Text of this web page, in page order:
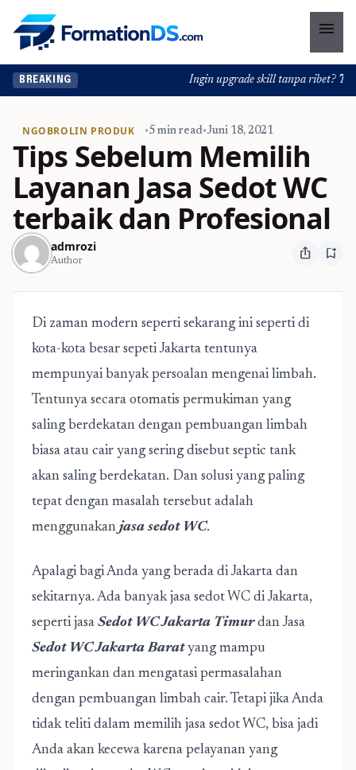
menu
BREAKING Ingin upgrade skill tanpa ribet?
NGOBROLIN PRODUK •5 min read•Juni 18, 2021
Tips Sebelum Memilih
Layanan Jasa Sedot WC
terbaik dan Profesional
admrozi
Author ios_share bookmark_add
Di zaman modern seperti sekarang ini seperti di
kota-kota besar sepeti Jakarta tentunya
mempunyai banyak persoalan mengenai limbah.
Tentunya secara otomatis permukiman yang
saling berdekatan dengan pembuangan limbah
biasa atau cair yang sering disebut septic tank
akan saling berdekatan. Dan solusi yang paling
tepat dengan masalah tersebut adalah
menggunakan jasa sedot WC.
Apalagi bagi Anda yang berada di Jakarta dan
sekitarnya. Ada banyak jasa sedot WC di Jakarta,
seperti jasa Sedot WC Jakarta Timurdan Jasa
Sedot WC Jakarta Baratyang mampu
meringankan dan mengatasi permasalahan
dengan pembuangan limbah cair. Tetapi jika Anda
tidak teliti dalam memilih jasa sedot WC, bisa jadi
Anda akan kecewa karena pelayanan yang